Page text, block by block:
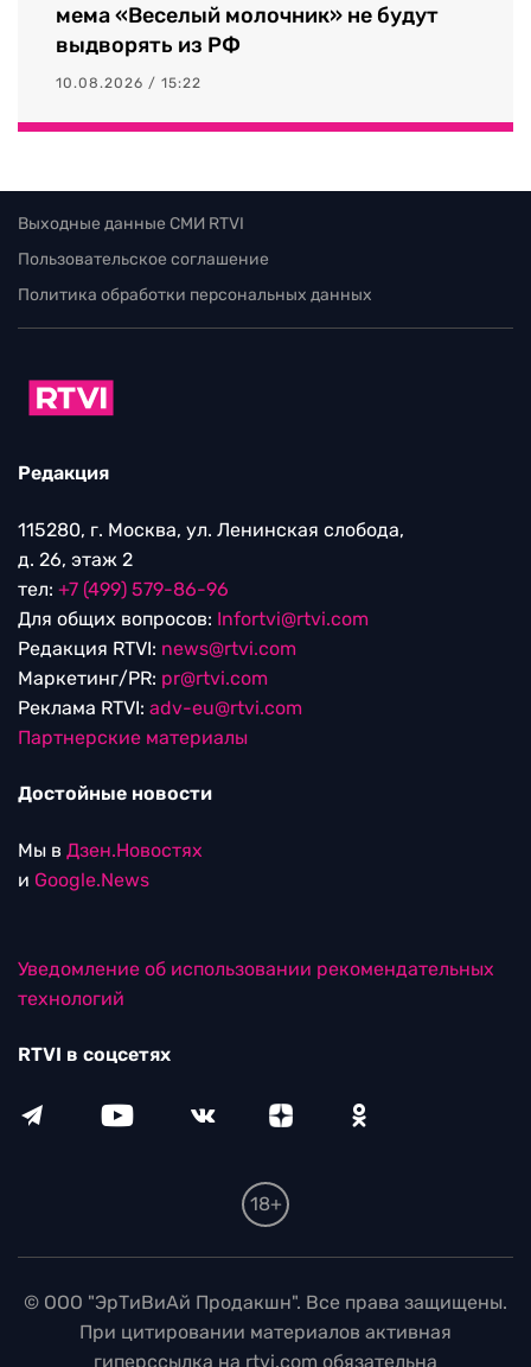
мема «Веселый молочник» не будут
выдворять из РФ
10.08.2026 / 15:22
Выходные данные СМИ RTVI
Пользовательское соглашение
Политика обработки персональных данных
Редакция
115280, г. Москва, ул. Ленинская слобода,
д. 26, этаж 2
тел: +7 (499) 579-86-96
Для общих вопросов: Infortvi@rtvi.com
Редакция RTVI: news@rtvi.com
Маркетинг/PR: pr@rtvi.com
Реклама RTVI: adv-eu@rtvi.com
Партнерские материалы
Достойные новости
Мы в Дзен.Новостях
и Google.News
Уведомление об использовании рекомендательных
технологий
RTVI в соцсетях
18+
© ООО "ЭрТиВиАй Продакшн". Все права защищены.
При цитировании материалов активная
гиперссылка на rtvi.com обязательна